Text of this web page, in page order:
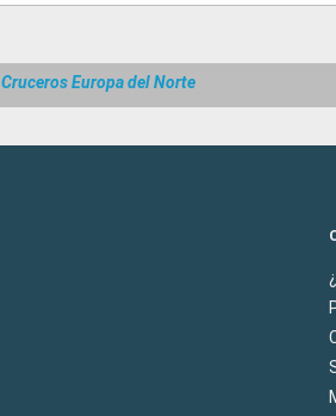
Cruceros Europa del Norte